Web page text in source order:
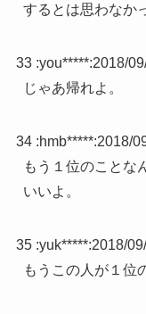
するとは思わなか
33 :you*****:2018/
じゃあ帰れよ。
34 :hmb*****:2018/
もう１位のことな
いいよ。
35 :yuk*****:2018/
もうこの人が１位